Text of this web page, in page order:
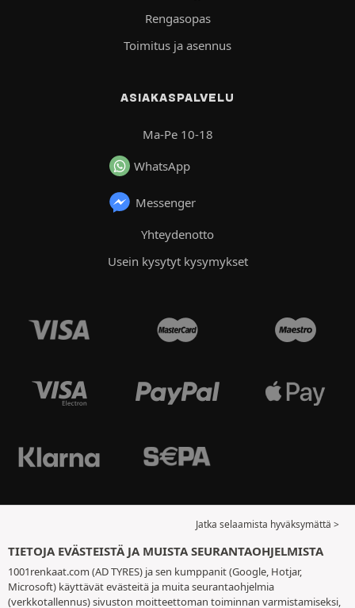
Rengasopas
Toimitus ja asennus
ASIAKASPALVELU
Ma-Pe 10-18
WhatsApp
Messenger
Yhteydenotto
Usein kysytyt kysymykset
Jatka selaamista hyväksymättä >
TIETOJA EVÄSTEISTÄ JA MUISTA SEURANTAOHJELMISTA
1001renkaat.com (AD TYRES) ja sen kumppanit (Google, Hotjar,
Microsoft) käyttävät evästeitä ja muita seurantaohjelmia
(verkkotallennus) sivuston moitteettoman toiminnan varmistamiseksi,